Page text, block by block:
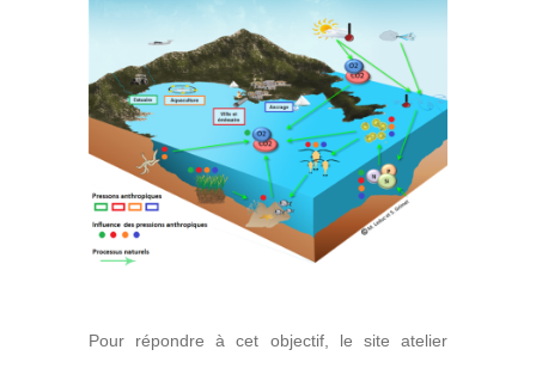
Pour répondre à cet objectif, le site atelier